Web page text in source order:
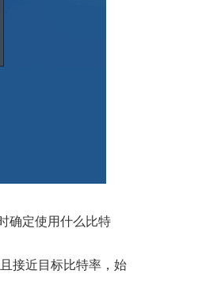
确定使用什么比特
接近目标比特率，始